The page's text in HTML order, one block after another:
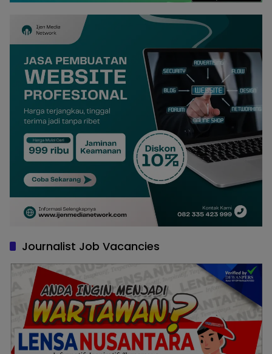
Journalist Job Vacancies